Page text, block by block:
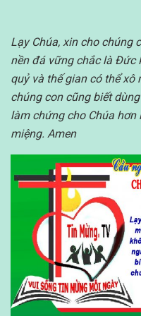
Lạy Chúa, xin cho chúng
nền đá vững chắc là Đức
quỷ và thế gian có thể xô
chúng con cũng biết
làm chứng cho Chúa
miệng. Amen